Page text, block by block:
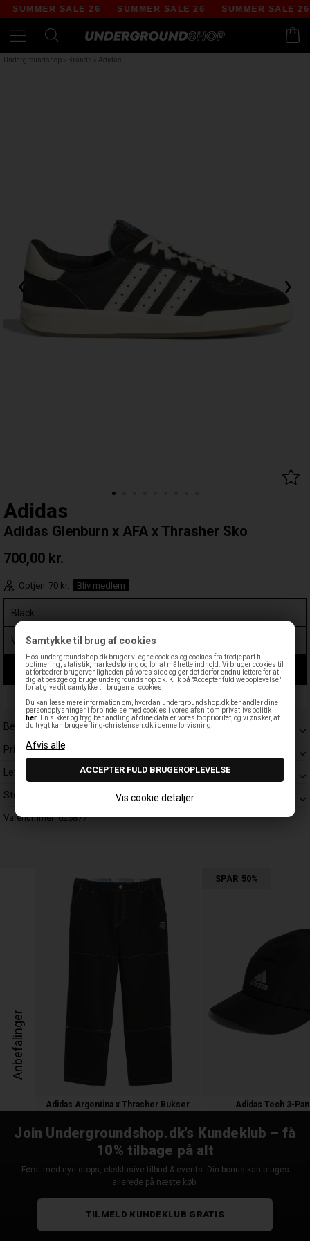
Samtykke til brug af cookies
Hos undergroundshop.dk bruger vi egne cookies og cookies fra tredjepart til
optimering, statistik, markedsføring og for at målrette indhold. Vi bruger cookies til
at forbedrer brugervenligheden på vores side og gør det derfor endnu lettere for at
dig at besøge og bruge undergroundshop.dk. Klik på "Accepter fuld weboplevelse"
for at give dit samtykke til brugen af cookies.
Du kan læse mere information om, hvordan undergroundshop.dk behandler dine
personoplysninger i forbindelse med cookies i vores afsnit om privatlivspolitik
her . En sikker og tryg behandling af dine data er vores topprioritet, og vi ønsker, at
du trygt kan bruge erling-christensen.dk i denne forvisning.
Vis cookie detaljer
SUMMER SALE 26 SUMMER SALE 26 SUMMER SALE 26
Undergroundshop Brands Adidas
‹ ›
Adidas
Adidas Glenburn x AFA x Thrasher Sko
700,00 kr.
Optjen 70 kr. Bliv medlem
LÆG I KURV
Leveringstid: 1-3 hverdage
Beskrivelse
Prisgaranti
Levering
Størrelsesguide
Varenummer:026877
Anbefalinger
Adidas Argentina x Thrasher Bukser
SPAR 50%
Adidas Tech 3-
Join Undergroundshop.dk’s Kundeklub – få
10% tilbage på alt
Først med nye drops, eksklusive tilbud & events. Din bonus kan bruges
allerede på næste køb.
TILMELD KUNDEKLUB GRATIS